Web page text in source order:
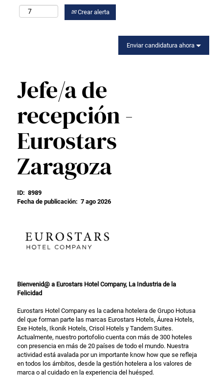
Crear alerta
Enviar candidatura ahora
Jefe/a de
recepción -
Eurostars
Zaragoza
ID: 8989
Fecha de publicación: 7 ago 2026
Bienvenid@ a Eurostars Hotel Company, La Industria de la
Felicidad
Eurostars Hotel Company es la cadena hotelera de Grupo Hotusa
del que forman parte las marcas Eurostars Hotels, Áurea Hotels,
Exe Hotels, Ikonik Hotels, Crisol Hotels y Tandem Suites.
Actualmente, nuestro portofolio cuenta con más de 300 hoteles
con presencia en más de 20 países de todo el mundo. Nuestra
actividad está avalada por un importante know how que se refleja
en todos los ámbitos, desde la gestión hotelera a los valores de
marca o al cuidado en la experiencia del huésped.